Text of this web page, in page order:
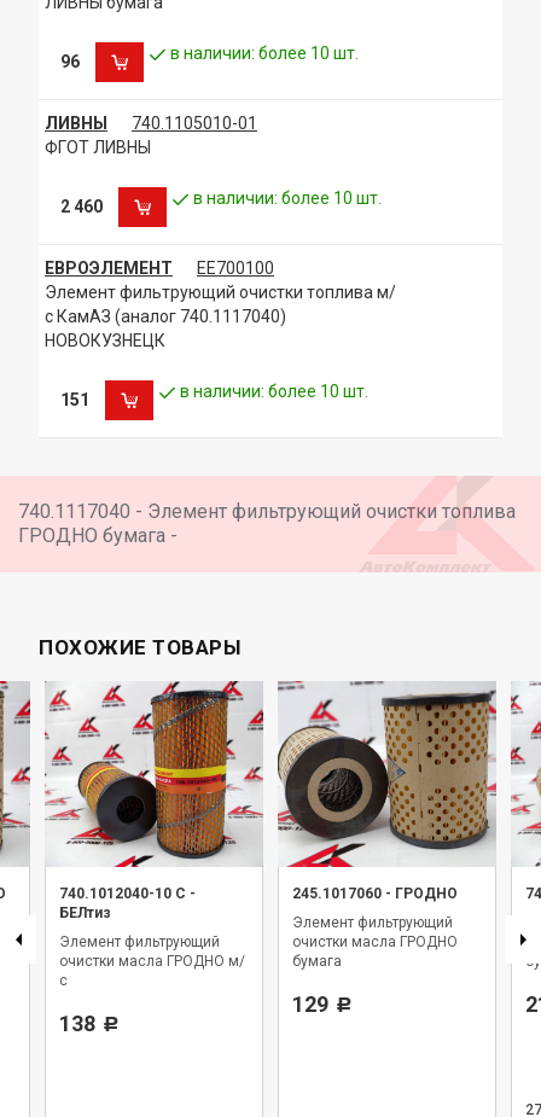
96 в наличии: более 10 шт.
ЛИВНЫ
740.1105010-01
ФГОТ ЛИВНЫ
2 460 в наличии: более 10 шт.
ЕВРОЭЛЕМЕНТ
ЕЕ700100
Элемент фильтрующий очистки топлива м/
с КамАЗ (аналог 740.1117040)
НОВОКУЗНЕЦК
151 в наличии: более 10 шт.
740.1117040 - Элемент фильтрующий очистки топлива
ГРОДНО бумага -
ПОХОЖИЕ ТОВАРЫ
740.1012040-10 С -
БЕЛтиз
Элемент фильтрующий
очистки масла ГРОДНО м/
с
138 Р
245.1017060 - ГРОДНО
Элемент фильтрующий
очистки масла ГРОДНО
бумага
129 Р